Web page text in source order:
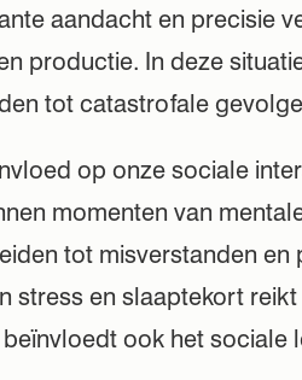
aandacht en precisie
productie. In deze
tot catastrofale
op onze sociale
momenten van
tot misverstanden en
stress en slaaptekort
ook het sociale